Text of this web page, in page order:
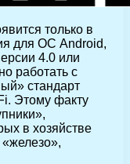
только в
для ОС Android,
4.0 или
работать с
стандарт
Этому факту
в хозяйстве